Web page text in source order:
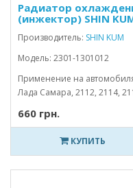
Радиатор
(инжектор) SHIN
Производитель: SHIN KUM
Модель: 2301-1301012
Применение на
Лада Самара, 2112, 2114,
660 грн.
КУПИТЬ